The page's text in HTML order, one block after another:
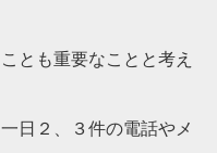
とも重要なことと考え
日２、３件の電話やメ